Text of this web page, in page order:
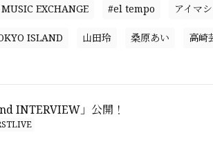
EXCHANGE #el tempo アイマ
ISLAND 山田玲 桑原あい 高崎
INTERVIEW」公開！